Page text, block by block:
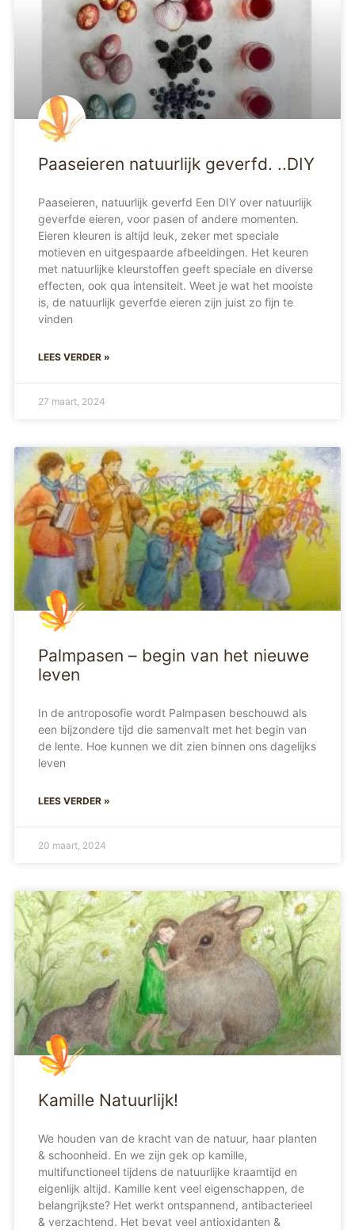
Paaseieren natuurlijk geverfd. ..DIY
Paaseieren, natuurlijk geverfd Een DIY over natuurlijk
geverfde eieren, voor pasen of andere momenten.
Eieren kleuren is altijd leuk, zeker met speciale
motieven en uitgespaarde afbeeldingen. Het keuren
met natuurlijke kleurstoffen geeft speciale en diverse
effecten, ook qua intensiteit. Weet je wat het mooiste
is, de natuurlijk geverfde eieren zijn juist zo fijn te
vinden
LEES VERDER »
27 maart, 2024
Palmpasen – begin van het nieuwe
leven
In de antroposofie wordt Palmpasen beschouwd als
een bijzondere tijd die samenvalt met het begin van
de lente. Hoe kunnen we dit zien binnen ons dagelijks
leven
LEES VERDER »
20 maart, 2024
Kamille Natuurlijk!
We houden van de kracht van de natuur, haar planten
& schoonheid. En we zijn gek op kamille,
multifunctioneel tijdens de natuurlijke kraamtijd en
eigenlijk altijd. Kamille kent veel eigenschappen, de
belangrijkste? Het werkt ontspannend, antibacterieel
& verzachtend. Het bevat veel antioxidanten &